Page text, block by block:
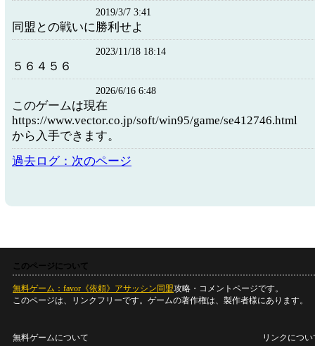
2019/3/7 3:41
同盟との戦いに勝利せよ
2023/11/18 18:14
５６４５６
2026/6/16 6:48
このゲームは現在
https://www.vector.co.jp/soft/win95/game/se412746.html
から入手できます。
過去ログ：次のページ
このページについて
無料ゲーム：favor《依頼》アサッシン同盟攻略・コメントページです。
このページは、リンクフリーです。ゲームの著作権は、製作者様にあります。
無料ゲームについて リンクについ